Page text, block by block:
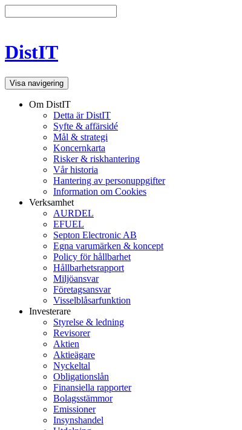
DistIT
Visa navigering
Om DistIT
Detta är DistIT
Syfte & affärsidé
Mål & strategi
Koncernkarta
Risker & riskhantering
Vår historia
Hantering av personuppgifter
Information om Cookies
Verksamhet
AURDEL
EFUEL
Septon Electronic AB
Egna varumärken & koncept
Policy för hållbarhet
Hållbarhetsrapport
Miljöansvar
Företagsansvar
Visselblåsarfunktion
Investerare
Styrelse & ledning
Revisorer
Aktien
Aktieägare
Nyckeltal
Obligationslån
Finansiella rapporter
Bolagsstämmor
Emissioner
Insynshandel